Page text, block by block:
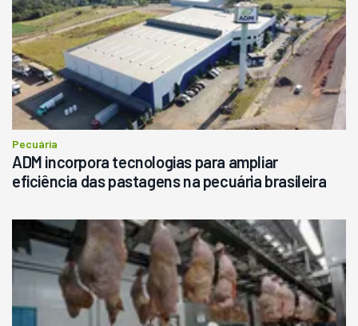
Pecuária
ADM incorpora tecnologias para ampliar
eficiência das pastagens na pecuária brasileira